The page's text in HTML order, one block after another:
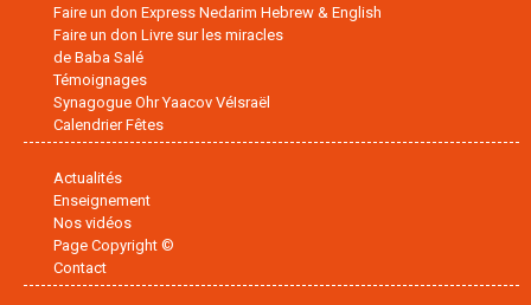
Faire un don Express Nedarim Hebrew & English
Faire un don Livre sur les miracles
de Baba Salé
Témoignages
Synagogue Ohr Yaacov VéIsraël
Calendrier Fêtes
Actualités
Enseignement
Nos vidéos
Page Copyright ©
Contact